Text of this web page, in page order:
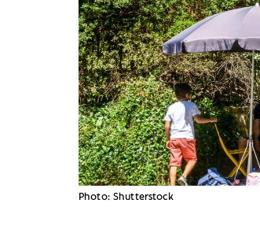
Photo: Shutterstock